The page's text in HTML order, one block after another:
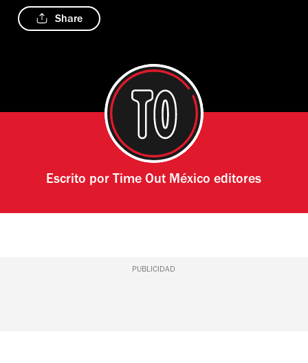
Share
Escrito por Time Out México editores
PUBLICIDAD